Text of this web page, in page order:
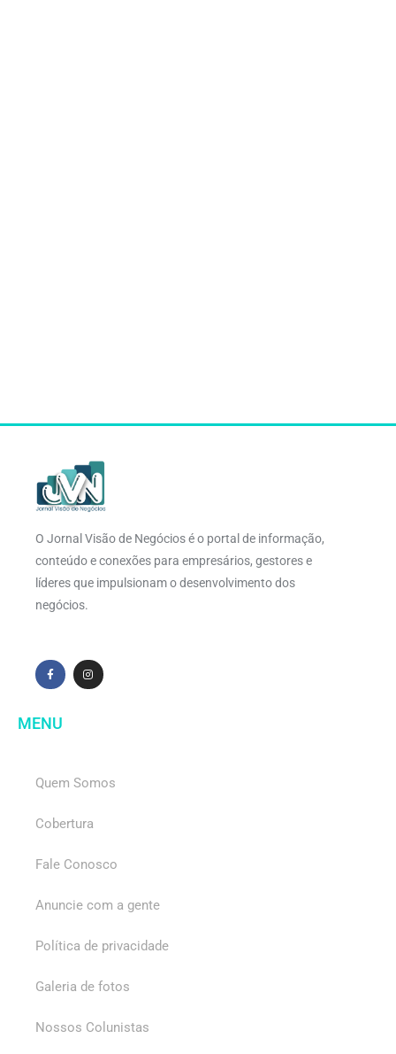
O Jornal Visão de Negócios é o portal de informação,
conteúdo e conexões para empresários, gestores e
líderes que impulsionam o desenvolvimento dos
negócios.
MENU
Quem Somos
Cobertura
Fale Conosco
Anuncie com a gente
Política de privacidade
Galeria de fotos
Nossos Colunistas